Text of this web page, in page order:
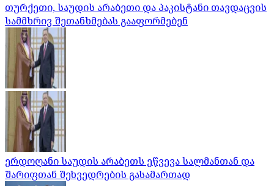
თურქეთი, საუდის არაბეთი და პაკისტანი თავდაცვის
სამმხრივ შეთანხმებას გააფორმებენ
ერდოღანი საუდის არაბეთს ეწვევა სალმანთან და
შარიფთან შეხვედრების გასამართად